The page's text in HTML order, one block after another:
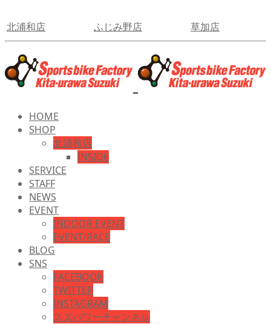
北浦和店 ふじみ野店 草加店
HOME
SHOP
北浦和店
INSIDE
SERVICE
STAFF
NEWS
EVENT
INDOOR EVENT
EVENT/RACE
BLOG
SNS
FACEBOOK
TWITTER
INSTAGRAM
スズパワーチャンネル